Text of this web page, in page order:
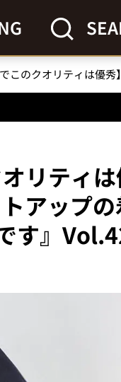
リティ
アップ
す』